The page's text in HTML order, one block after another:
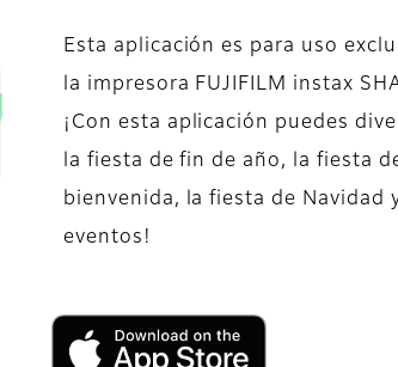
Esta aplicación es para uso
la impresora FUJIFILM instax
¡Con esta aplicación puedes
la fiesta de fin de año, la fiesta
bienvenida, la fiesta de Navidad
eventos!